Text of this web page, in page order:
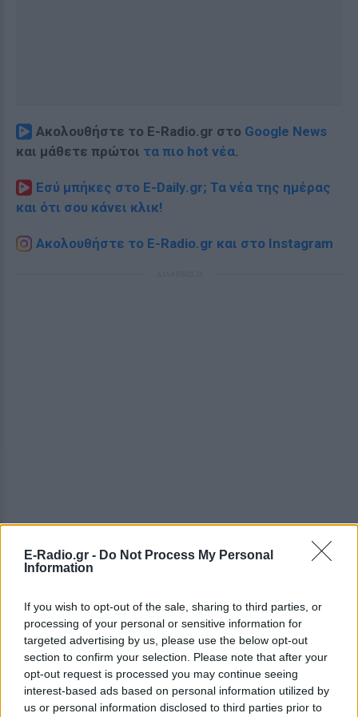
E-Radio.gr - Do Not Process My Personal
Information
If you wish to opt-out of the sale, sharing to third parties, or
processing of your personal or sensitive information for
targeted advertising by us, please use the below opt-out
section to confirm your selection. Please note that after your
opt-out request is processed you may continue seeing
interest-based ads based on personal information utilized by
us or personal information disclosed to third parties prior to
Ακολουθήστε το E-Radio.gr στο Google News
και μάθετε πρώτοι τα πιο hot νέα.
Εσύ μπήκες στο E-Daily.gr; Τα νέα της ημέρας
και ότι σου κάνει κλικ!
Ακολουθήστε το E-Radio.gr και στο Instagram
ΔΕΙΤΕ ΕΠΙΣΗΣ
ΣΤΗΝ ΙΔΙΑ ΚΑΤΗΓΟΡΙΑ